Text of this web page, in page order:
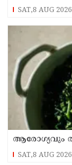
SAT,8 AUG 2026
ആരോഗ്യവും
SAT,8 AUG 2026